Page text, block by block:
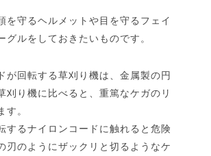
を守るヘルメットや目を守るフェイ
グルをしておきたいものです。
が回転する草刈り機は、金属製の円
刈り機に比べると、重篤なケガのリ
す。
するナイロンコードに触れると危険
刃のようにザックリと切るようなケ